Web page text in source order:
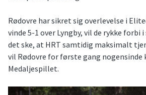
Rødovre har sikret sig overlevelse i
vinde 5-1 over Lyngby, vil de rykke forbi
det ske, at HRT samtidig maksimalt
vil Rødovre for første gang
Medaljespillet.